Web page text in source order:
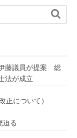

藤議員が提案 総
法が成立
について）
る